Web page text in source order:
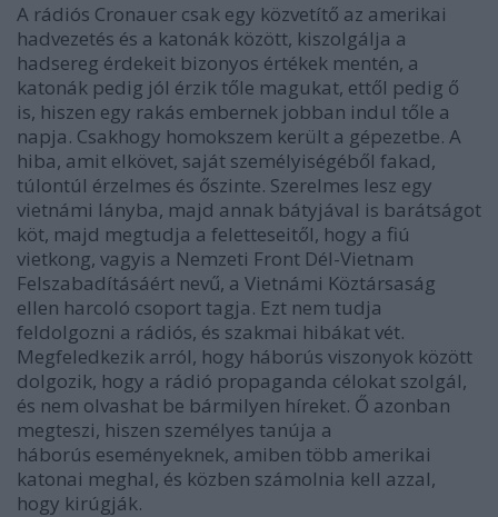
A rádiós Cronauer csak egy közvetítő az amerikai
hadvezetés és a katonák között, kiszolgálja a
hadsereg érdekeit bizonyos értékek mentén, a
katonák pedig jól érzik tőle magukat, ettől pedig ő
is, hiszen egy rakás embernek jobban indul tőle a
napja. Csakhogy homokszem került a gépezetbe. A
hiba, amit elkövet, saját személyiségéből fakad,
túlontúl érzelmes és őszinte. Szerelmes lesz egy
vietnámi lányba, majd annak bátyjával is barátságot
köt, majd megtudja a feletteseitől, hogy a fiú
vietkong, vagyis a Nemzeti Front Dél-Vietnam
Felszabadításáért nevű, a Vietnámi Köztársaság
ellen harcoló csoport tagja. Ezt nem tudja
feldolgozni a rádiós, és szakmai hibákat vét.
Megfeledkezik arról, hogy háborús viszonyok között
dolgozik, hogy a rádió propaganda célokat szolgál,
és nem olvashat be bármilyen híreket. Ő azonban
megteszi, hiszen személyes tanúja a
háborús eseményeknek, amiben több amerikai
katonai meghal, és közben számolnia kell azzal,
hogy kirúgják.